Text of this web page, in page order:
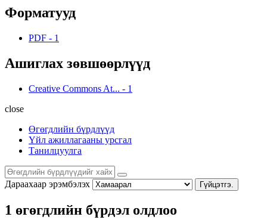
Форматууд
PDF - 1
Ашиглах зөвшөөрлүүд
Creative Commons At... - 1
close
Өгөгдлийн бүрдлүүд
Үйл ажиллагааны урсгал
Танилцуулга
Дараахаар эрэмбэлэх Гүйцэтгэ.
1 өгөгдлийн бүрдэл олдлоо